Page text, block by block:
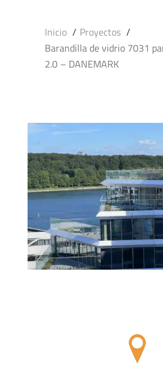
Inicio
Proyectos
Barandilla de vidrio 7031
2.0 – DANEMARK